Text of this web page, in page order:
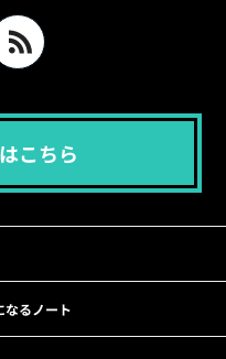
こちら
なるノート